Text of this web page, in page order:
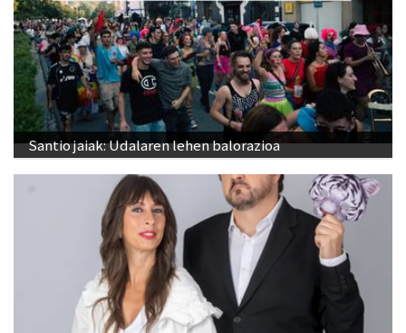
Santio jaiak: Udalaren lehen balorazioa